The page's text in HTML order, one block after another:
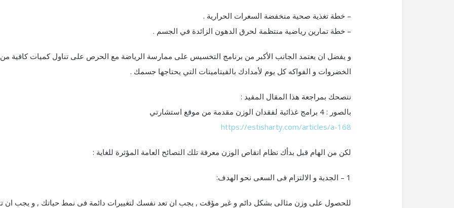
– خطة تغذية صحية منخفضة السعرات الحرارية .
– خطة تمارين رياضية منتظمة لحرق الدهون الزائدة في الجسم .
و يفضل ان يعتمد الجانب الأكبر من برنامج التخسيس على ممارسة الرياضة مع الحرص على تناول كميات كافية من
الخضروات و الفواكه كل يوم لأمدادك بالفيتامينات التي يحتاجها جسمك .
ننصحك بمراجعة هذا المقال المفيد :
بالصور : 4 برامج غذائية لفقدان الوزن مقدمة من موقع استشارتي
https://estisharty.com/articles/a-168
لكن من الهام قبل بدأك نظام انقاص الوزن معرفة تلك النصائح العامة المؤثرة للغاية :
1 – الجدية و الالتزام فى السعى نحو الهدف:
للحصول على وزن مثالى بشكل دائم و غير مؤقت , يجب ان تعد نفسك لتغييرات دائمة فى نمط حياتك , و يجب ان